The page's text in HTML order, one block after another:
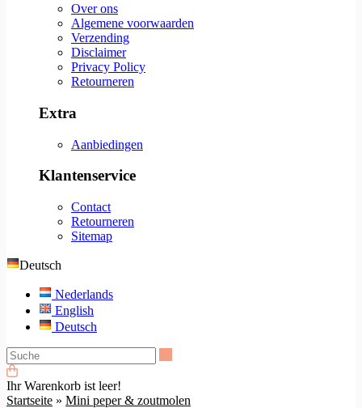
Over ons
Algemene voorwaarden
Verzending
Disclaimer
Privacy Policy
Retourneren
Extra
Aanbiedingen
Klantenservice
Contact
Retourneren
Sitemap
Deutsch
Nederlands
English
Deutsch
Ihr Warenkorb ist leer!
Startseite » Mini peper & zoutmolen